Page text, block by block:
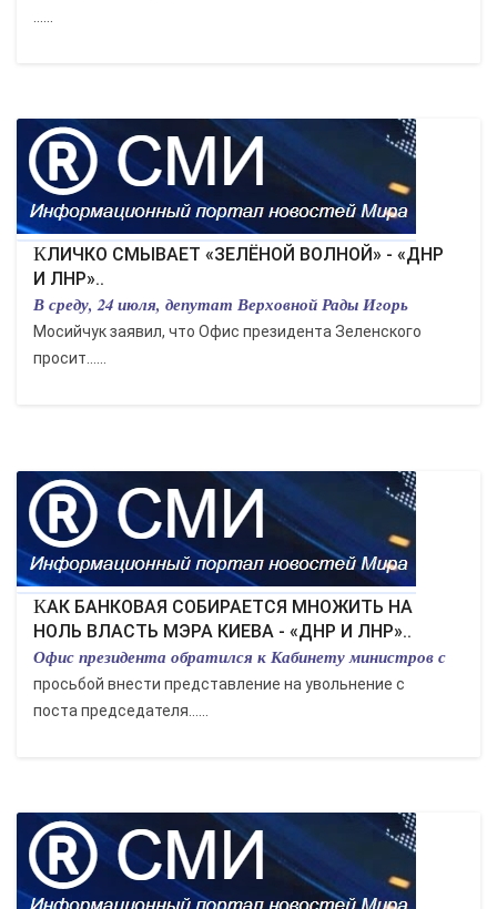
КЛИЧКО СМЫВАЕТ «ЗЕЛЁНОЙ ВОЛНОЙ» - «ДНР
И ЛНР»..
В среду, 24 июля, депутат Верховной Рады Игорь
Мосийчук заявил, что Офис президента Зеленского
просит…...
КАК БАНКОВАЯ СОБИРАЕТСЯ МНОЖИТЬ НА
НОЛЬ ВЛАСТЬ МЭРА КИЕВА - «ДНР И ЛНР»..
Офис президента обратился к Кабинету министров с
просьбой внести представление на увольнение с
поста председателя…...